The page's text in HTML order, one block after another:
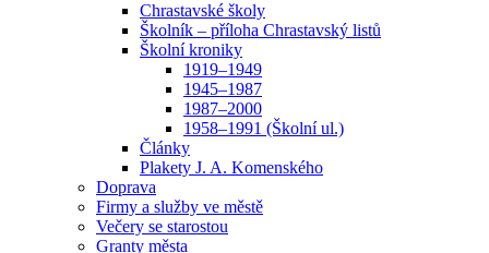
Chrastavské školy
Školník – příloha Chrastavský listů
Školní kroniky
1919–1949
1945–1987
1987–2000
1958–1991 (Školní ul.)
Články
Plakety J. A. Komenského
Doprava
Firmy a služby ve městě
Večery se starostou
Granty města